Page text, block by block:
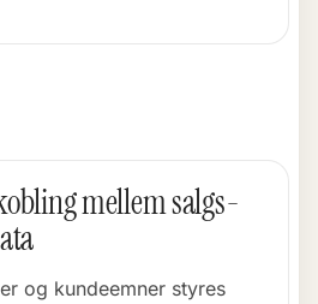
mellem salgs-
og kundeemner styres